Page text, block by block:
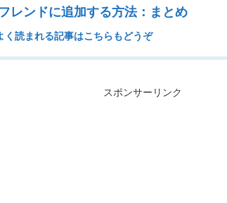
レンドに追加する方法：まとめ
く読まれる記事はこちらもどうぞ
スポンサーリンク